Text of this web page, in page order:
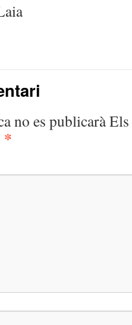
no es publicaràEls
*